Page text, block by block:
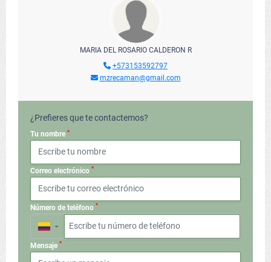
MARIA DEL ROSARIO CALDERON R
+573153592797
mzrecaman@gmail.com
¿Prefieres que te contactemos?
Tu nombre *
Correo electrónico *
Número de teléfono *
▼
Mensaje *